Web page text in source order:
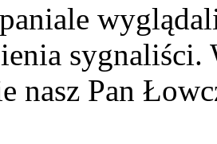
sygnaliści.
nasz Pan